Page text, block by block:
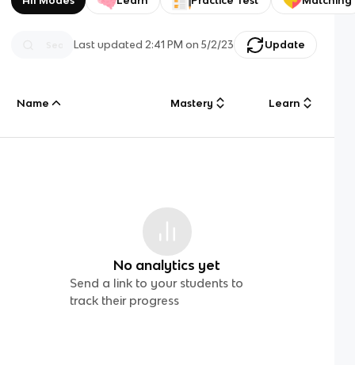
Last updated2:41 PM on 5/2/23 Update
Name Mastery Learn
No analytics yet
Send a link to your students to
track their progress